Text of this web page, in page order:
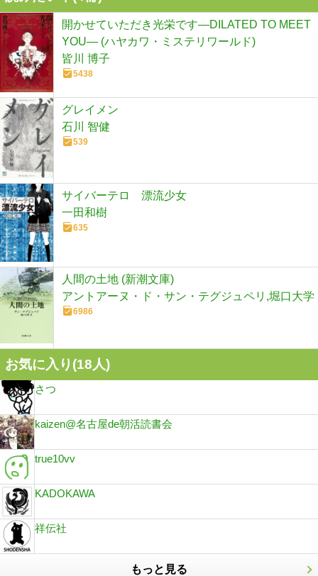
開かせていただき光栄です―DILATED TO MEET
YOU― (ハヤカワ・ミステリワールド)
皆川 博子
5438
グレイメン
石川 智健
539
サイバーテロ 漂流少女
一田和樹
635
人間の土地 (新潮文庫)
アントアーヌ・ド・サン・テグジュペリ,堀口大学
6986
お気に入り(18人)
さつ
kaizen@名古屋de朝活読書会
true10vv
KADOKAWA
祥伝社
もっと見る